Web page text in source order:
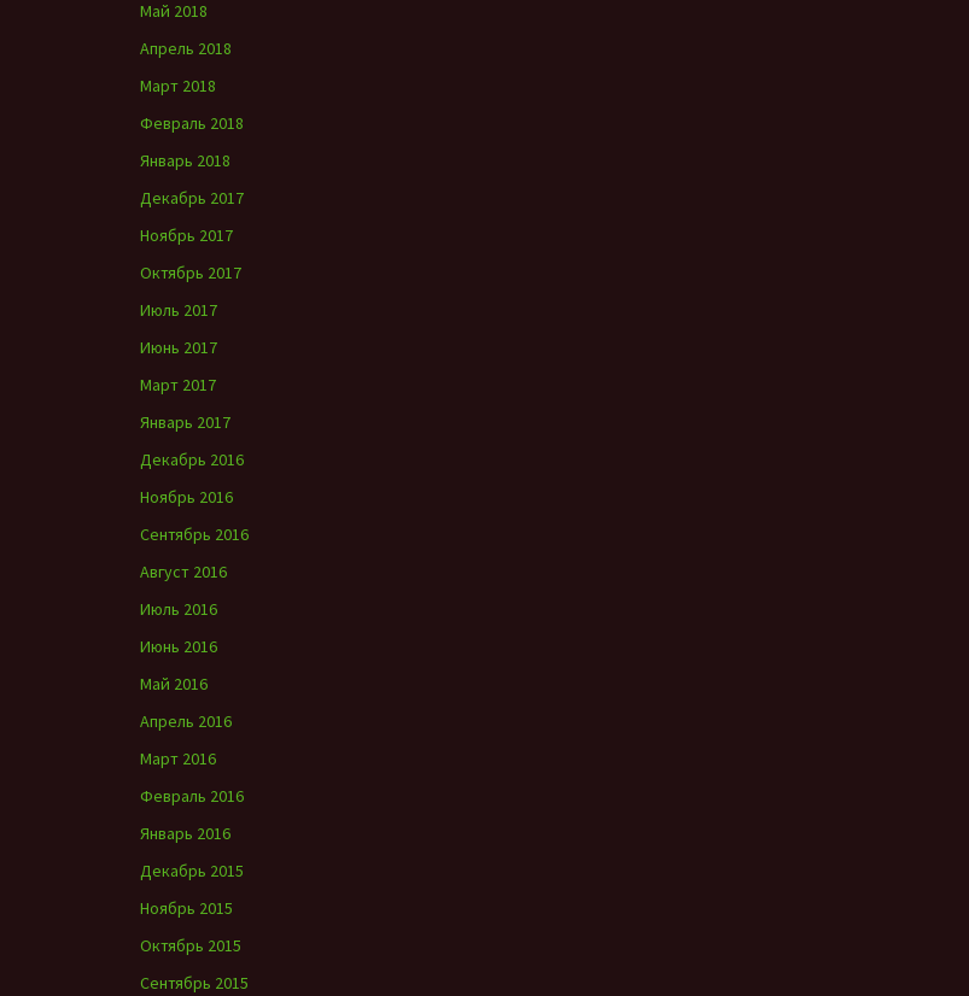
Май 2018
Апрель 2018
Март 2018
Февраль 2018
Январь 2018
Декабрь 2017
Ноябрь 2017
Октябрь 2017
Июль 2017
Июнь 2017
Март 2017
Январь 2017
Декабрь 2016
Ноябрь 2016
Сентябрь 2016
Август 2016
Июль 2016
Июнь 2016
Май 2016
Апрель 2016
Март 2016
Февраль 2016
Январь 2016
Декабрь 2015
Ноябрь 2015
Октябрь 2015
Сентябрь 2015